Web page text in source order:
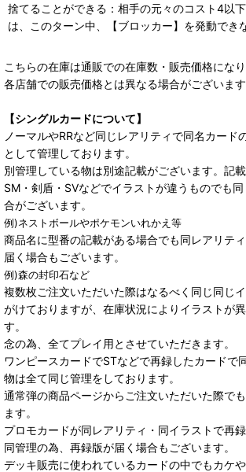
捨てることができる：相手の元々のコスト4以
は、このターン中、【ブロッカー】を発動でき
こちらの在庫は通販での在庫数・販売価格になり
各店舗での販売価格とは異なる場合がございます
【シングルカードについて】
ノーマルやRRなど同じレアリティで同名カード
として管理しております。
別管理している物は別途記載がございます。記
SM・剣盾・SVなどでイラストが違うものでも
合がございます。
例)ネストボールやポケモンいれかえ等
商品名に型番の記載がある場合でも同レアリテ
届く場合もございます。
例)森の封印石など
複数枚ご注文いただいた際はなるべく同じ同じ
がけておりますが、在庫状況によりイラストが
す。
念の為、全てプレイ用とさせていただきます。
ワンピースカードでSTなどで再録したカードで
物は全て同じ管理をしております。
通常弾の商品ページからご注文いただいた際で
ます。
プロモカードが同レアリティ・同イラストで再録
同管理の為、再録版が届く場合もございます。
デッキ販売に使われているカードの中でもカケ